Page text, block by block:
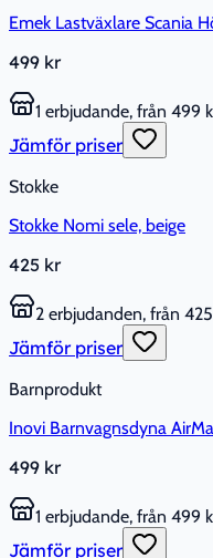
Emek Lastväxlare Scania
499 kr
1 erbjudande, från 499
Jämför priser
Stokke
Stokke Nomi sele, beige
425 kr
2 erbjudanden, från
Jämför priser
Barnprodukt
Inovi Barnvagnsdyna
499 kr
1 erbjudande, från 499
Jämför priser